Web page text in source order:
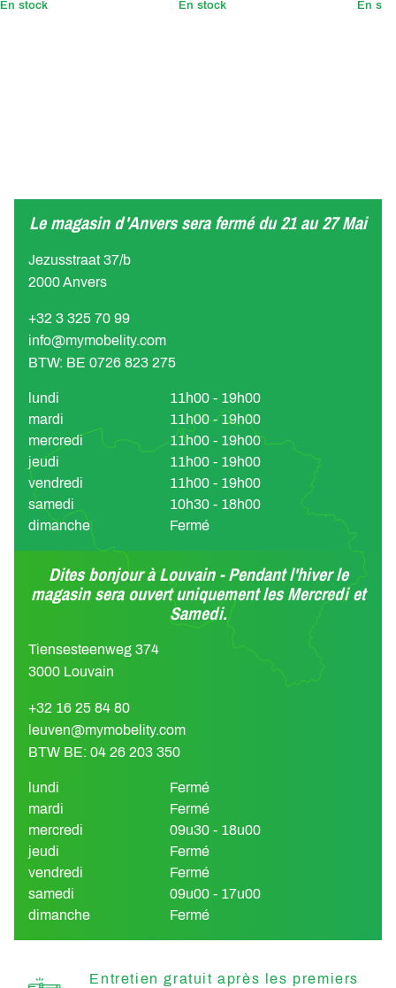
En stock En stock En
Le magasin d'Anvers sera fermé du 21 au 27 Mai
Jezusstraat 37/b
2000 Anvers
+32 3 325 70 99
info@mymobelity.com
BTW: BE 0726 823 275
lundi
11h00 - 19h00
mardi
11h00 - 19h00
mercredi
11h00 - 19h00
jeudi
11h00 - 19h00
vendredi
11h00 - 19h00
samedi
10h30 - 18h00
dimanche
Fermé
Dites bonjour à Louvain - Pendant l'hiver le
magasin sera ouvert uniquement les Mercredi et
Samedi.
Tiensesteenweg 374
3000 Louvain
+32 16 25 84 80
leuven@mymobelity.com
BTW BE: 04 26 203 350
lundi
Fermé
mardi
Fermé
mercredi
09u30 - 18u00
jeudi
Fermé
vendredi
Fermé
samedi
09u00 - 17u00
dimanche
Fermé
Entretien gratuit après les premiers